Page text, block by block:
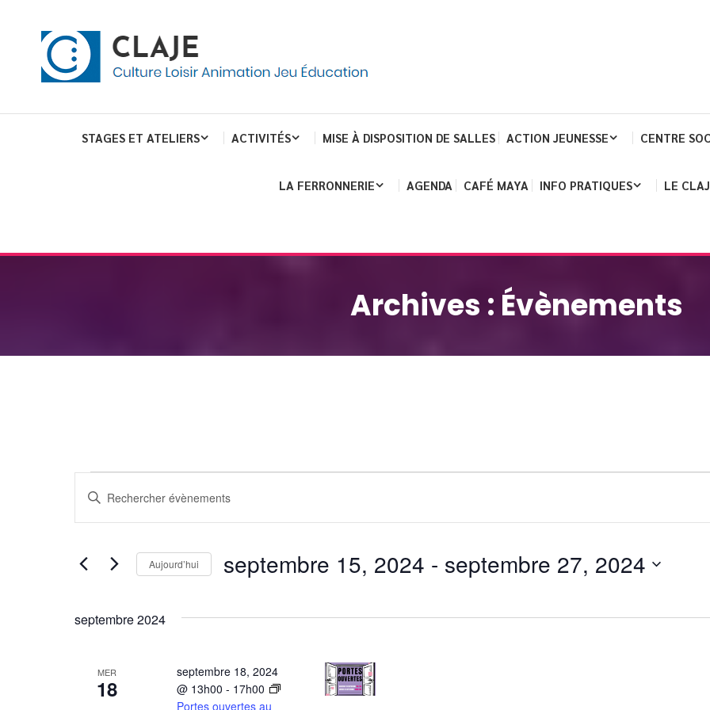
Claje
STAGES ET ATELIERS ACTIVITÉS MISE À DISPOSITION DE SALLES ACTION JEUNESSE CENTRE
LA FERRONNERIE AGENDA CAFÉ MAYA INFO PRATIQUES LE
Archives : Évènements
Évènements
Recherche
et
navigation
de
vues
Saisir
Rechercher
Évènements
mot-
Aujourd’hui septembre 15, 2024 - septembre 27, 2024
septembre 2024
MER
18
septembre 18, 2024
@ 13h00 - 17h00
Portes ouvertes au